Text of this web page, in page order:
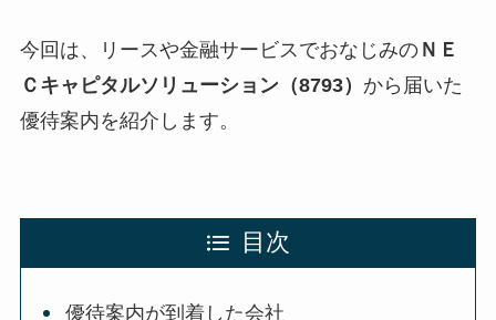
今回は、リースや金融サービスでおなじみのＮＥ
Ｃキャピタルソリューション（8793） から届いた
優待案内を紹介します。
目次
優待案内が到着した会社